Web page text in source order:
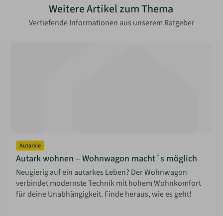
Weitere Artikel zum Thema
Vertiefende Informationen aus unserem Ratgeber
Autarkie
Autark wohnen – Wohnwagon macht´s möglich
Neugierig auf ein autarkes Leben? Der Wohnwagon
verbindet modernste Technik mit hohem Wohnkomfort
für deine Unabhängigkeit. Finde heraus, wie es geht!